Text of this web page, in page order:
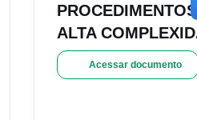
ALTA
Acessar documento